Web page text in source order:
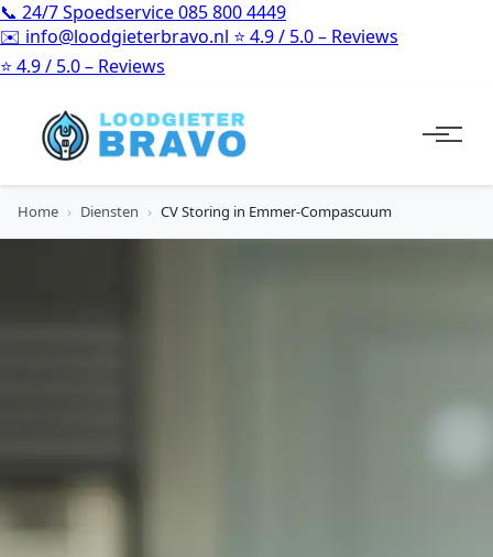
📞 24/7 Spoedservice085 800 4449
✉️ info@loodgieterbravo.nl ⭐ 4.9 / 5.0 – Reviews
⭐ 4.9 / 5.0 – Reviews
Home › Diensten › CV Storing in Emmer-Compascuum